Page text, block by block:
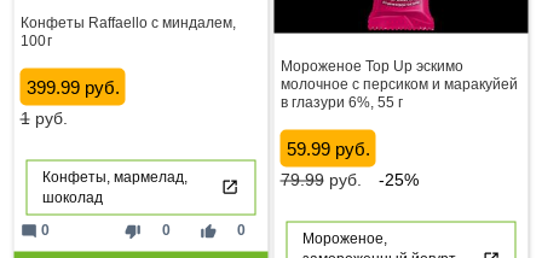
Конфеты Raffaello с миндалем,
100 г
399.99 руб.
1руб.
Конфеты, мармелад,
шоколад
thumb_down 0 thumb_up 0
mode_comment 0
Мороженое Top Up эскимо
молочное с персиком и маракуйей
в глазури 6%, 55 г
59.99 руб.
79.99руб. -25%
Мороженое,